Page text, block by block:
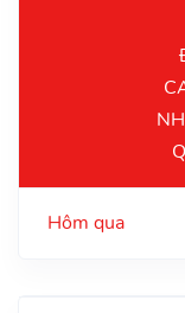
Hôm qua